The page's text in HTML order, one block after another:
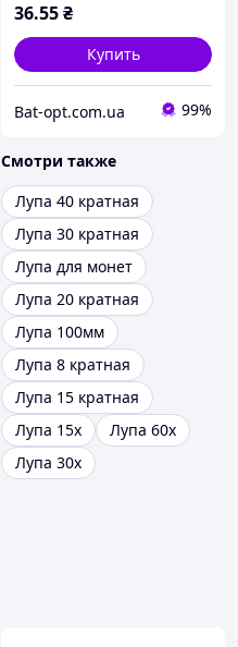
36.55₴
Купить
Bat-opt.com.ua 99%
Смотри также
Лупа 40 кратная
Лупа 30 кратная
Лупа для монет
Лупа 20 кратная
Лупа 100мм
Лупа 8 кратная
Лупа 15 кратная
Лупа 15х
Лупа 60х
Лупа 30х